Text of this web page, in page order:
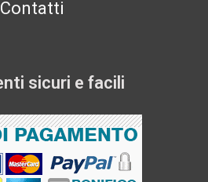
Contatti
sicuri e facili